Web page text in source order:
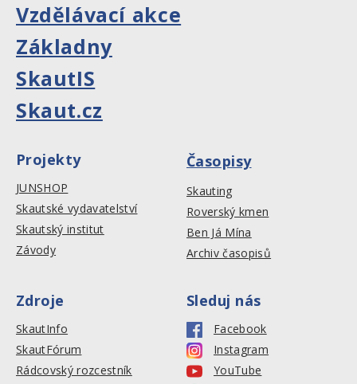
Vzdělávací akce
Základny
SkautIS
Skaut.cz
Projekty
JUNSHOP
Skautské vydavatelství
Skautský institut
Závody
Časopisy
Skauting
Roverský kmen
Ben Já Mína
Archiv časopisů
Zdroje
SkautInfo
SkautFórum
Rádcovský rozcestník
Sleduj nás
Facebook
Instagram
YouTube